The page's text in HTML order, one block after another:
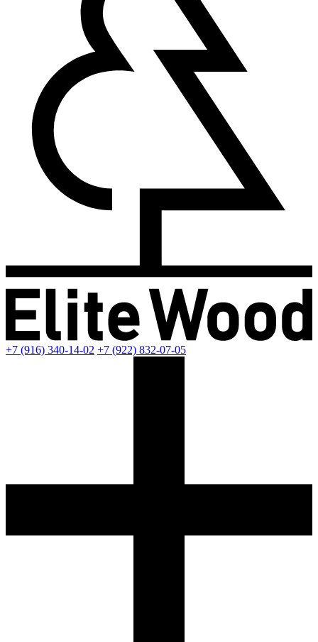
+7 (916) 340-14-02 +7 (922) 832-07-05